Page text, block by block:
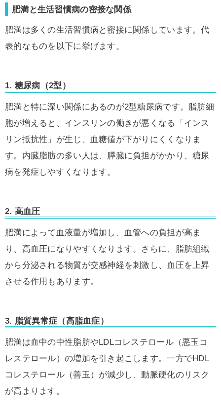
肥満と生活習慣病の密接な関係
肥満は多くの生活習慣病と密接に関係しています。代
表的なものを以下に挙げます。
1. 糖尿病（2型）
肥満と特に深い関係にあるのが2型糖尿病です。脂肪細
胞が増えると、インスリンの働きが悪くなる「インス
リン抵抗性」が生じ、血糖値が下がりにくくなりま
す。内臓脂肪の多い人は、膵臓に負担がかかり、糖尿
病を発症しやすくなります。
2. 高血圧
肥満によって血液量が増加し、血管への負担が高ま
り、高血圧になりやすくなります。さらに、脂肪組織
から分泌される物質が交感神経を刺激し、血圧を上昇
させる作用もあります。
3. 脂質異常症（高脂血症）
肥満は血中の中性脂肪やLDLコレステロール（悪玉コ
レステロール）の増加を引き起こします。一方でHDL
コレステロール（善玉）が減少し、動脈硬化のリスク
が高まります。